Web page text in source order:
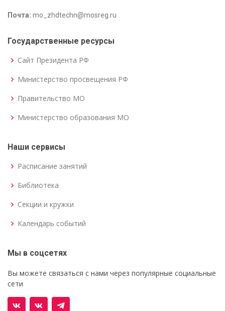
Почта: mo_zhdtechn@mosreg.ru
Государственные ресурсы
Сайт Президента РФ
Министерство просвещения РФ
Правительство МО
Министерство образования МО
Наши сервисы
Расписание занятий
Библиотека
Секции и кружки
Календарь событий
Мы в соцсетях
Вы можете связаться с нами через популярные социальные
сети